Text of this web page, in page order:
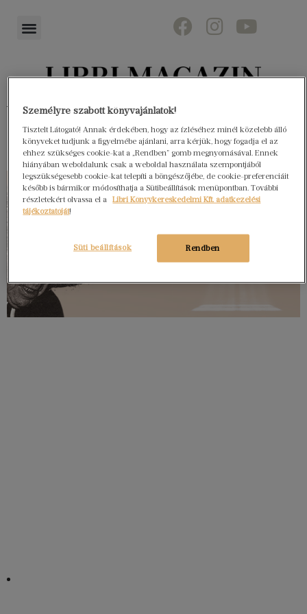
Könyvektől az olvasókig
Személyre szabott könyvajánlatok!
Tisztelt Látogató! Annak érdekében, hogy az ízléséhez minél közelebb álló
könyveket tudjunk a figyelmébe ajánlani, arra kérjük, hogy fogadja el az
ehhez szükséges cookie-kat a „Rendben” gomb megnyomásával. Ennek
hiányában weboldalunk csak a weboldal használata szempontjából
legszükségesebb cookie-kat telepíti a böngészőjébe, de cookie-preferenciáit
később is bármikor módosíthatja a Sütibeállítások menüpontban. További
részletekért olvassa el a
Libri Könyvkereskedelmi Kft. adatkezelési
tájékoztatóját!
Rendben
Süti beállítások